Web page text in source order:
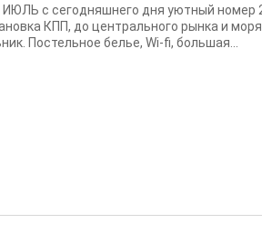
с сегодняшнего дня уютный номер
КПП, до центрального рынка и
Постельное белье, Wi-fi, большая...